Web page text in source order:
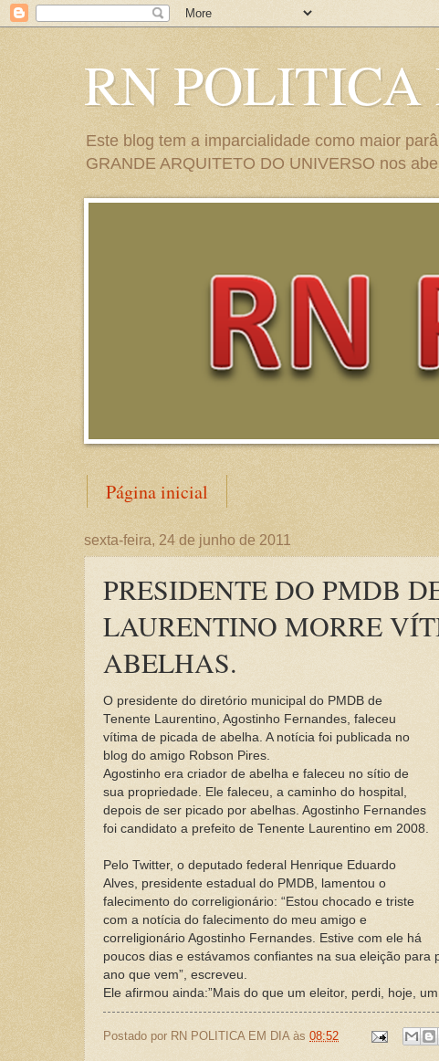
RN
Este blog tem a imparcialidade como maior
GRANDE ARQUITETO DO UNIVERSO nos
Página inicial
sexta-feira, 24 de junho de 2011
PRESIDENTE DO PMDB
LAURENTINO MORRE
ABELHAS.
O presidente do diretório municipal do PMDB de
Tenente Laurentino, Agostinho Fernandes, faleceu
vítima de picada de abelha. A notícia foi publicada no
blog do amigo Robson Pires.
Agostinho era criador de abelha e faleceu no sítio de
sua propriedade. Ele faleceu, a caminho do hospital,
depois de ser picado por abelhas. Agostinho Fernandes
foi candidato a prefeito de Tenente Laurentino em 2008.
Pelo Twitter, o deputado federal Henrique Eduardo
Alves, presidente estadual do PMDB, lamentou o
falecimento do correligionário: “Estou chocado e triste
com a notícia do falecimento do meu amigo e
correligionário Agostinho Fernandes. Estive com ele há
poucos dias e estávamos confiantes na sua eleição
ano que vem”, escreveu.
Ele afirmou ainda:”Mais do que um eleitor, perdi, hoje, um
Postado por RN POLITICA EM DIA às 08:52